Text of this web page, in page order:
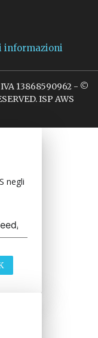
informazioni
13868590962 - ©
ISP AWS
negli